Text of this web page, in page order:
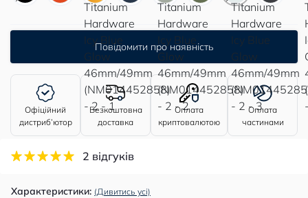
Повідомити про наявність
Офіційний
дистриб’ютор
Безкоштовна
доставка
Оплата
криптовалютою
Оплата
частинами
2 відгуків
Характеристики: (Дивитись усі)